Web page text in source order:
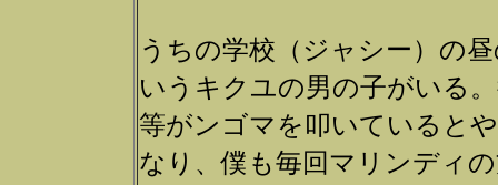
うちの学校（ジャシー）の
いうキクユの男の子がいる
等がンゴマを叩いていると
なり、僕も毎回マリンディ